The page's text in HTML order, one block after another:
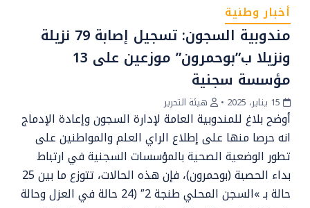
أخبار وطنية
مندوبية السجون: تسجيل إصابة 79 نزيلة
ونزيلا ب”بوحمرون” موزعين على 13
مؤسسة سجنية
• هيئة التحرير
أوضح بلاغ للمندوبية العامة لإدارة السجون وإعادة الإدماج
انه حرصا منها على إطلاع الراي العلم والمواطنين على
تطور الوضعية الصحية بالمؤسسات السجنية في ارتباط
بداء الحصبة (بوحمرون)، فإن هذه الحالات، تتوزع ما بين 25
حالة بـ »السجن المحلي طنجة 2″ (24 حالة في العزل وحالة